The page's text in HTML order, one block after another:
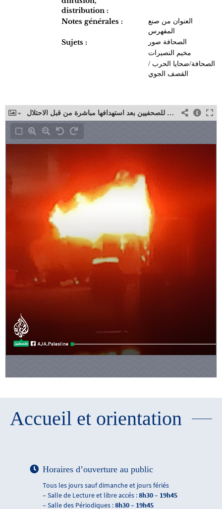
distribution :
Notes générales :
العنوان من صنع
المفهرس
Sujets :
الصحافة صور
مخيم النصيرات
الصحافة/ضحايا الحرب /
القصف الجوي
اشتعال النيران في مركبة للصحفيين بعد استهدافها مباشرة من قبل الاحتلال
Accueil et orientation
Horaires d’ouverture au public
Tous les jours sauf dimanche et jours fériés
– Salle de Lecture et libre accés :8h30 – 19h45
– Salle des Périodiques :8h30 – 19h45